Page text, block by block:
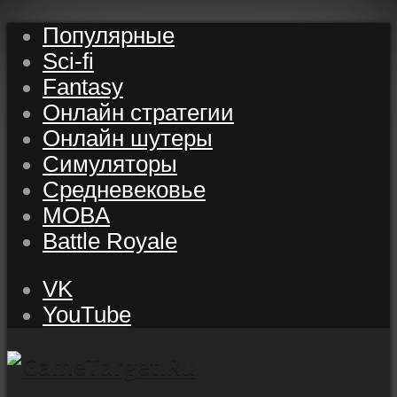
Популярные
Sci-fi
Fantasy
Онлайн стратегии
Онлайн шутеры
Симуляторы
Средневековье
MOBA
Battle Royale
VK
YouTube